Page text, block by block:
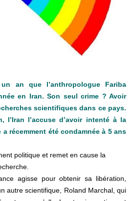
an que l’anthropologue Fariba
en Iran. Son seul crime ? Avoir
scientifiques dans ce pays.
l’Iran l’accuse d’avoir intenté à la
récemment été condamnée à 5 ans
politique et remet en cause la
agisse pour obtenir sa libération,
autre scientifique, Roland Marchal, qui